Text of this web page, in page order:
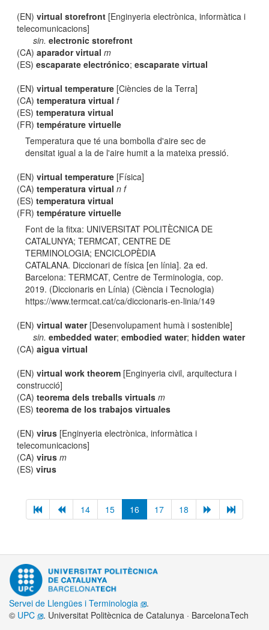
(EN)virtual storefront [Enginyeria electrònica, informàtica i
telecomunicacions]
sin. electronic storefront
(CA)aparador virtual m
(ES)escaparate electrónico;escaparate virtual
(EN)virtual temperature [Ciències de la Terra]
(CA)temperatura virtual f
(ES)temperatura virtual
(FR)température virtuelle
Temperatura que té una bombolla d'aire sec de
densitat igual a la de l'aire humit a la mateixa pressió.
(EN)virtual temperature [Física]
(CA)temperatura virtual n f
(ES)temperatura virtual
(FR)température virtuelle
Font de la fitxa: UNIVERSITAT POLITÈCNICA DE
CATALUNYA; TERMCAT, CENTRE DE
TERMINOLOGIA; ENCICLOPÈDIA
CATALANA. Diccionari de física [en línia]. 2a ed.
Barcelona: TERMCAT, Centre de Terminologia, cop.
2019. (Diccionaris en Línia) (Ciència i Tecnologia)
https://www.termcat.cat/ca/diccionaris-en-linia/149
(EN)virtual water[Desenvolupament humà i sostenible]
sin. embedded water; embodied water; hidden water
(CA)aigua virtual
(EN)virtual work theorem [Enginyeria civil, arquitectura i
construcció]
(CA)teorema dels treballs virtuals m
(ES)teorema de los trabajos virtuales
(EN)virus [Enginyeria electrònica, informàtica i
telecomunicacions]
(CA)virus m
(ES)virus
14 15 16 17 18
Servei de Llengües i Terminologia
.
© UPC . Universitat Politècnica de Catalunya · BarcelonaTech